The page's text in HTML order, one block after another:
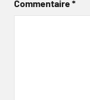
Commentaire*